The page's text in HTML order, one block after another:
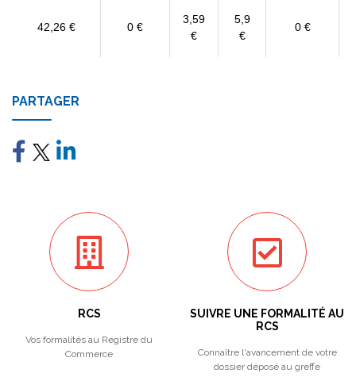
42,26 € 0 €
3,59
€
5,9
€
0 €
PARTAGER
RCS
Vos formalités au Registre du
Commerce
SUIVRE UNE FORMALITÉ AU
RCS
Connaître l'avancement de votre
dossier déposé au greffe